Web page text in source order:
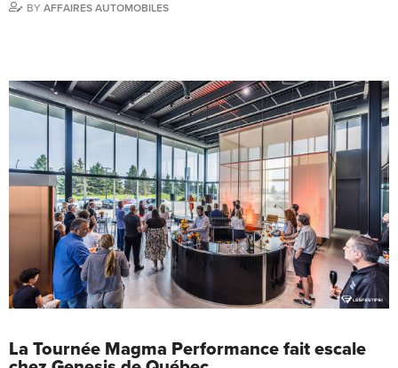
BY AFFAIRES AUTOMOBILES
La Tournée Magma Performance fait escale